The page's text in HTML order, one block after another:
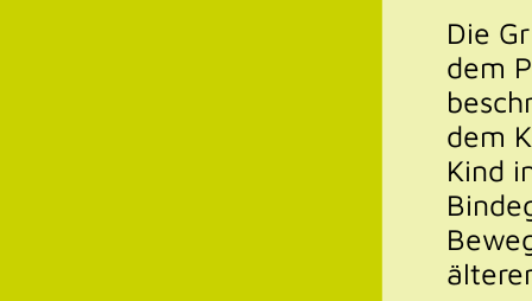
Die
dem
dem
Kind